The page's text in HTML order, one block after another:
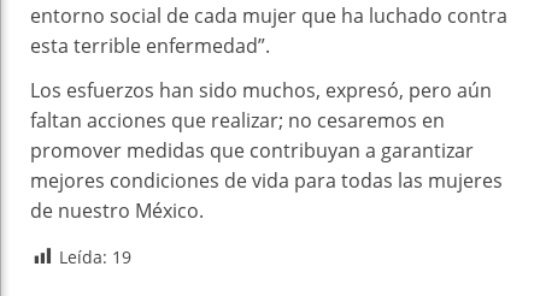
entorno social de cada mujer que ha luchado contra
esta terrible enfermedad”.
Los esfuerzos han sido muchos, expresó, pero aún
faltan acciones que realizar; no cesaremos en
promover medidas que contribuyan a garantizar
mejores condiciones de vida para todas las mujeres
de nuestro México.
Leída: 19